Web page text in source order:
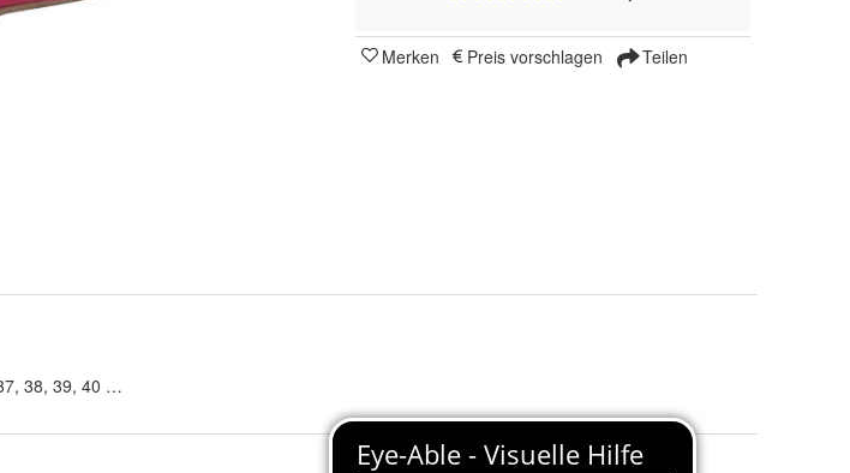
Merken Preis vorschlagen Teilen